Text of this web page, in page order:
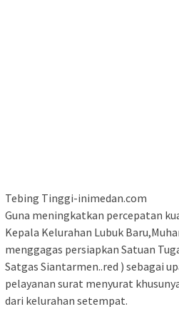
Tebing Tinggi-inimedan.com
Guna meningkatkan percepatan
Kepala Kelurahan Lubuk
menggagas persiapkan Satuan
Satgas Siantarmen..red ) sebagai
pelayanan surat menyurat
dari kelurahan setempat.